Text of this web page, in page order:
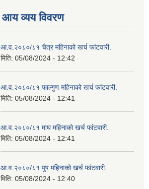
आय व्यय विवरण
आ.व.२०८०/८१ चैत्र महिनाको खर्च फांटवारी.
मिति: 05/08/2024 - 12:42
आ.व.२०८०/८१ फाल्गुण महिनाको खर्च फांटवारी.
मिति: 05/08/2024 - 12:41
आ.व.२०८०/८१ माघ महिनाको खर्च फांटवारी.
मिति: 05/08/2024 - 12:41
आ.व.२०८०/८१ पुष महिनाको खर्च फांटवारी.
मिति: 05/08/2024 - 12:40